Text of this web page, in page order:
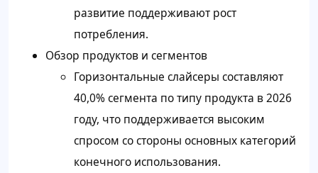
развитие поддерживают рост
потребления.
Обзор продуктов и сегментов
Горизонтальные слайсеры составляют
40,0% сегмента по типу продукта в 2026
году, что поддерживается высоким
спросом со стороны основных категорий
конечного использования.